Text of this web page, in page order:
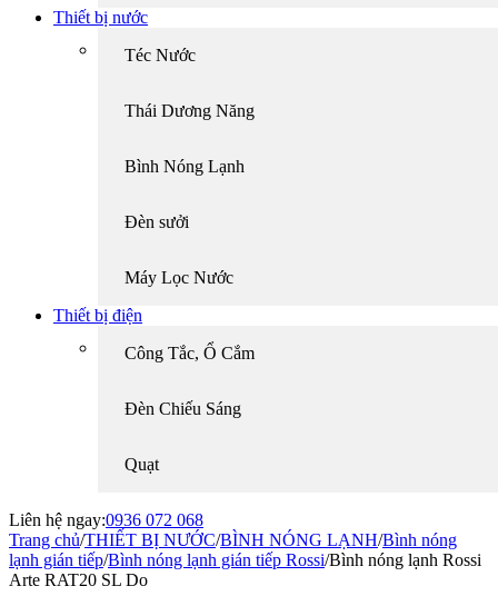
Thiết bị nước
Téc Nước
Thái Dương Năng
Bình Nóng Lạnh
Đèn sưởi
Máy Lọc Nước
Thiết bị điện
Công Tắc, Ổ Cắm
Đèn Chiếu Sáng
Quạt
Liên hệ ngay:0936 072 068
Trang chủ/THIẾT BỊ NƯỚC/BÌNH NÓNG LẠNH/Bình nóng
lạnh gián tiếp/Bình nóng lạnh gián tiếp Rossi/Bình nóng lạnh Rossi
Arte RAT20 SL Do